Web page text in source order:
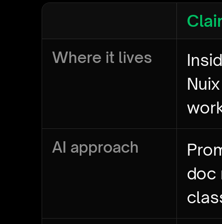
Where it lives
AI approach
doc